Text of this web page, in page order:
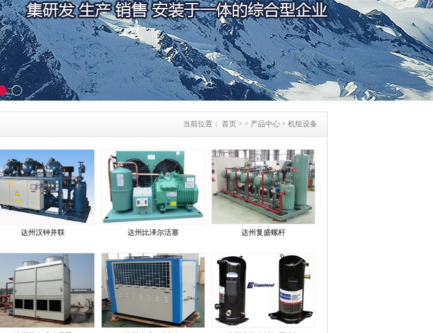
当前位置： 首页 > > 产品中心 > 机组设备
达州汉钟并联 达州比泽尔活塞 达州复盛螺杆